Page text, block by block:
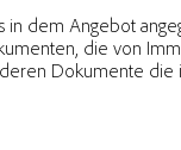
in dem Angebot
die von
Dokumente